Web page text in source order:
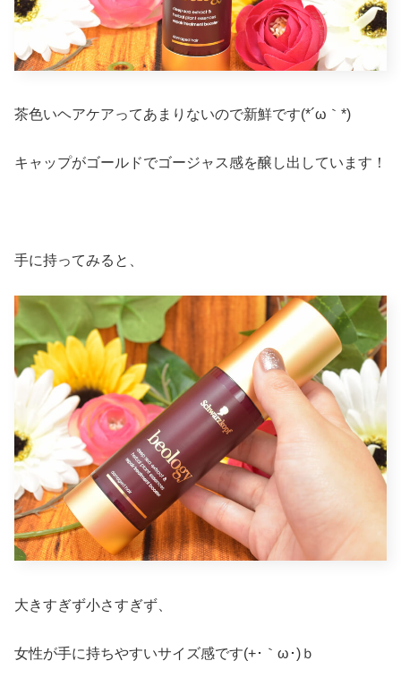
茶色いヘアケアってあまりないので新鮮です(*´ω｀*)
キャップがゴールドでゴージャス感を醸し出しています！
手に持ってみると、
大きすぎず小さすぎず、
女性が手に持ちやすいサイズ感です(+･｀ω･)ｂ